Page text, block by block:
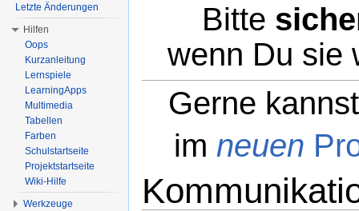
Bitte
wenn Du sie
Gerne
im neuen
Letzte Änderungen
Hilfen
Oops
Kurzanleitung
Lernspiele
LearningApps
Multimedia
Tabellen
Farben
Schulstartseite
Projektstartseite
Wiki-Hilfe
Werkzeuge